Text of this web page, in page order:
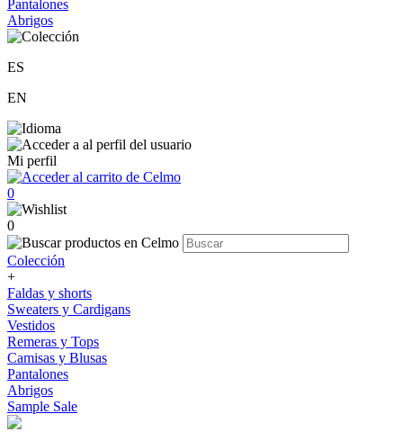
Pantalones
Abrigos
ES
EN
Mi perfil
0
0
Colección
+
Faldas y shorts
Sweaters y Cardigans
Vestidos
Remeras y Tops
Camisas y Blusas
Pantalones
Abrigos
Sample Sale